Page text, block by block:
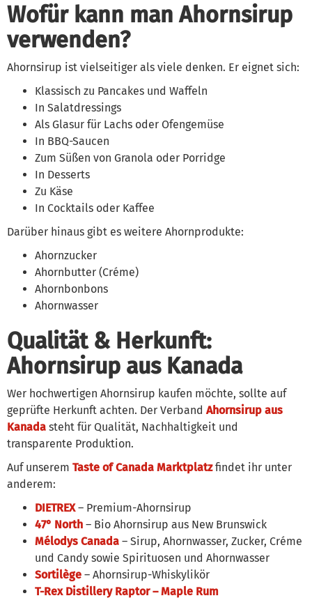
Wofür kann man Ahornsirup
verwenden?
Ahornsirup ist vielseitiger als viele denken. Er eignet sich:
Klassisch zu Pancakes und Waffeln
In Salatdressings
Als Glasur für Lachs oder Ofengemüse
In BBQ-Saucen
Zum Süßen von Granola oder Porridge
In Desserts
Zu Käse
In Cocktails oder Kaffee
Darüber hinaus gibt es weitere Ahornprodukte:
Ahornzucker
Ahornbutter (Créme)
Ahornbonbons
Ahornwasser
Qualität & Herkunft:
Ahornsirup aus Kanada
Wer hochwertigen Ahornsirup kaufen möchte, sollte auf
geprüfte Herkunft achten. Der Verband Ahornsirup aus
Kanada steht für Qualität, Nachhaltigkeit und
transparente Produktion.
Auf unserem Taste of Canada Marktplatzfindet ihr unter
anderem:
DIETREX– Premium-Ahornsirup
47° North – Bio Ahornsirup aus New Brunswick
Mélodys Canada – Sirup, Ahornwasser, Zucker, Créme
und Candy sowie Spirituosen und Ahornwasser
Sortilège – Ahornsirup-Whiskylikör
T-Rex DistilleryRaptor – Maple Rum